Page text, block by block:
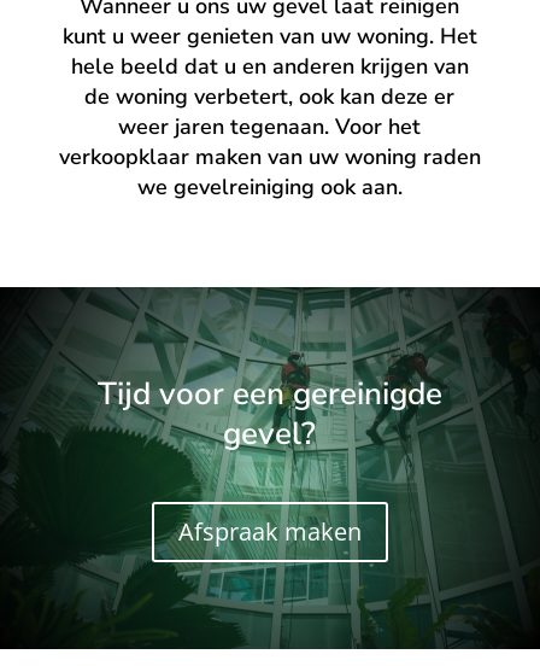
Wanneer u ons uw gevel laat reinigen
kunt u weer genieten van uw woning. Het
hele beeld dat u en anderen krijgen van
de woning verbetert, ook kan deze er
weer jaren tegenaan. Voor het
verkoopklaar maken van uw woning raden
we gevelreiniging ook aan.
Tijd voor een gereinigde
gevel?
Afspraak maken